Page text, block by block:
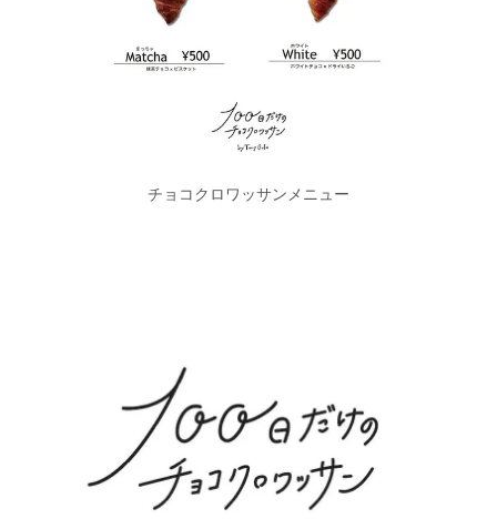
チョコクロワッサンメニュー